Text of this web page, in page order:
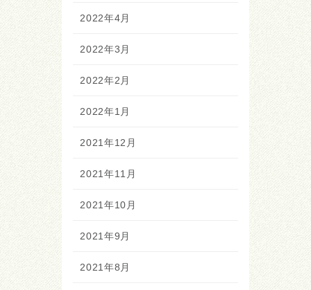
2022年4月
2022年3月
2022年2月
2022年1月
2021年12月
2021年11月
2021年10月
2021年9月
2021年8月